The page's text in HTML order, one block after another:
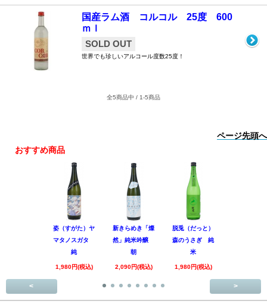
国産ラム酒 コルコル 25度 600
ｍｌ
SOLD OUT
世界でも珍しいアルコール度数25度！
全5商品中 / 1-5商品
ページ先頭へ
おすすめ商品
姿（すがた）ヤ
マタノスガタ
純
1,980円(税込)
新きらめき「燦
然」純米吟醸
朝
2,090円(税込)
脱兎（だっと）
森のうさぎ 純
米
1,980円(税込)
< >